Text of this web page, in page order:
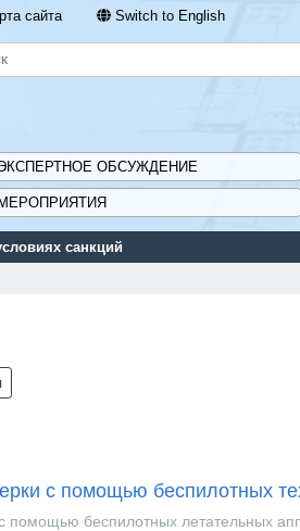
сайта Switch to English
ОБСУЖДЕНИЕ
МЕРОПРИЯТИЯ
- «Навигатор мер поддержки ГИСП».
с помощью беспилотных
помощью беспилотных летательных